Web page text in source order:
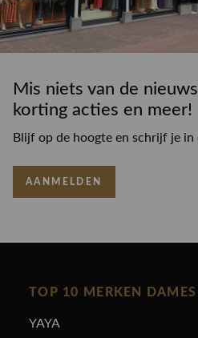
Mis niets van de
korting acties en meer!
Blijf op de hoogte en schrijf je
AANMELDEN
TOP 10 MERKEN DAMES
YAYA